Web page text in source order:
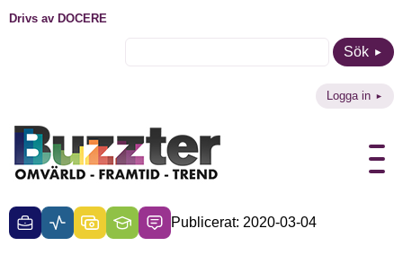
Drivs av DOCERE
Sök
Logga in
Publicerat: 2020-03-04